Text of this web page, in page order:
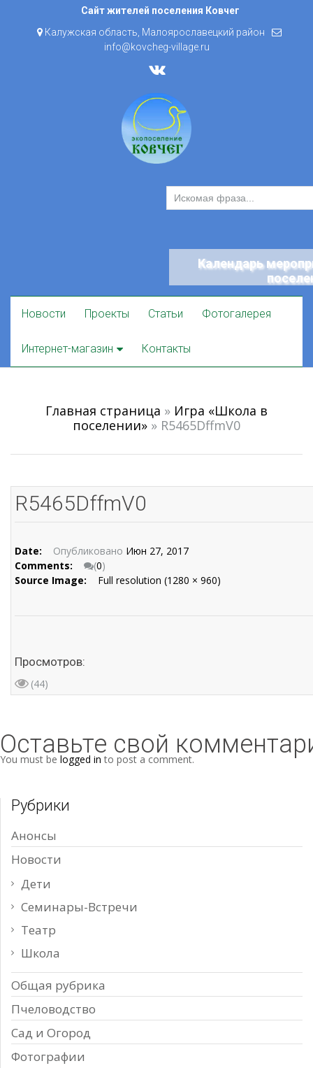
Skip
content
Сайт жителей поселения Ковчег
Калужская область, Малоярославецкий район
info@kovcheg-village.ru
Календарь
Новости Проекты Статьи Фотогалерея
Интернет-магазин Контакты
Главная страница » Игра «Школа в
поселении» » R5465DffmV0
R5465DffmV0
Date: Опубликовано Июн 27, 2017
Comments:
(0)
Source Image:
Full resolution (1280 × 960)
Просмотров:
(44)
Оставьте свой
You must be logged in to post a comment.
Рубрики
Анонсы
Новости
Дети
Семинары-Встречи
Театр
Школа
Общая рубрика
Пчеловодство
Сад и Огород
Фотографии